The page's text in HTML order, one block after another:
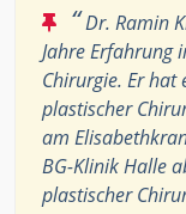
“Dr. Ramin
Jahre Erfahrung
Chirurgie. Er
plastischer
am
BG-Klinik Halle
plastischer